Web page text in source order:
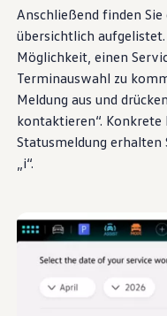
Anschließend finden
übersichtlich aufgelistet.
Möglichkeit, einen
Terminauswahl zu
Meldung aus und
kontaktieren“.
Statusmeldung
„i“.